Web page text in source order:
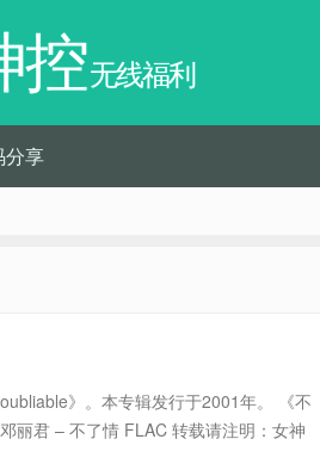
控无线福利
分享
》。本专辑发行于2001年。 《不
丽君 – 不了情 FLAC 转载请注明：女神